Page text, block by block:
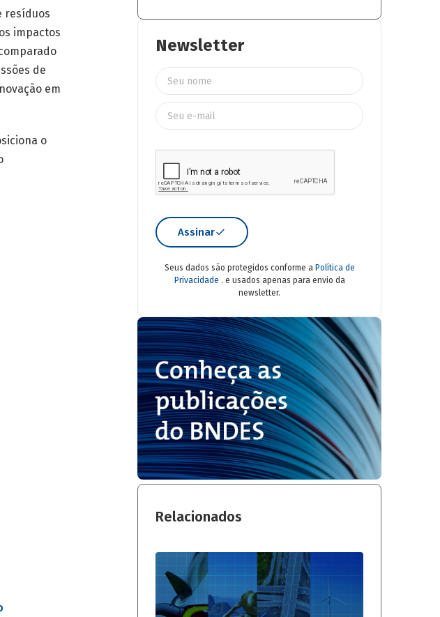
resíduos
impactos
de
em
o
Newsletter
Assinar
Seus dados são protegidos conforme a Política de
Privacidade . e usados apenas para envio da
newsletter.
Relacionados